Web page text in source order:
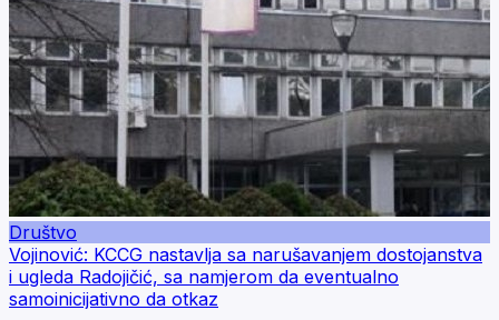
Društvo
Vojinović: KCCG nastavlja sa narušavanjem dostojanstva
i ugleda Radojičić, sa namjerom da eventualno
samoinicijativno da otkaz